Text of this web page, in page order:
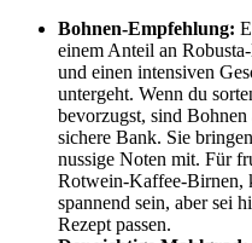
Bohnen-Empfehlung:
einem Anteil an
und einen intensiven
untergeht. Wenn du
bevorzugst, sind Bohnen
sichere Bank. Sie
nussige Noten mit. Für
Rotwein-Kaffee-Birnen,
spannend sein, aber sei
Rezept passen.